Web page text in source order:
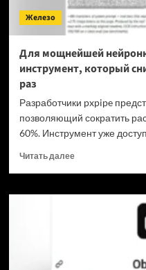
полностью
переходят
на
Железо
Для мощнейшей
инструмент, который
раз
Разработчики pxpipe
позволяющий сократить
60%. Инструмент уже
Читать далееПрочитать
Для